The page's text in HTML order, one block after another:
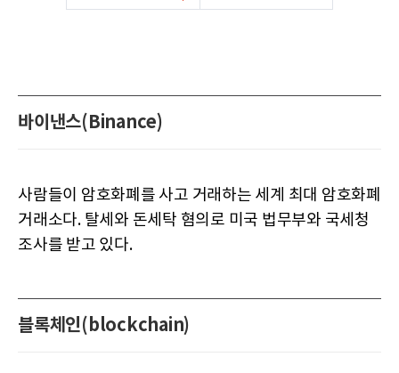
바이낸스(Binance)
사람들이 암호화폐를 사고 거래하는 세계 최대 암호화폐
거래소다. 탈세와 돈세탁 혐의로 미국 법무부와 국세청
조사를 받고 있다.
블록체인(blockchain)